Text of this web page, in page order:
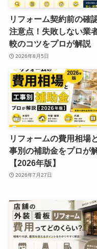
リフォーム契約前の確
注意点！失敗しない業
較のコツをプロが解説
2026年8月5日
リフォームの費用相場
事別の補助金をプロが
【2026年版】
2026年7月27日